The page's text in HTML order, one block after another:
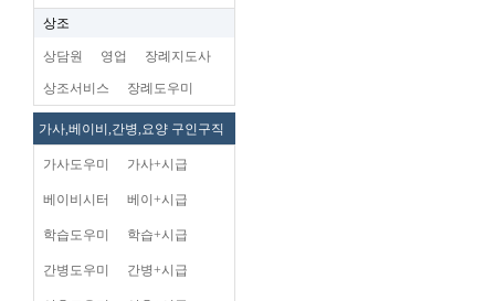
상조
상담원 영업 장례지도사
상조서비스 장례도우미
가사,베이비,간병,요양 구인구직
가사도우미 가사+시급
베이비시터 베이+시급
학습도우미 학습+시급
간병도우미 간병+시급